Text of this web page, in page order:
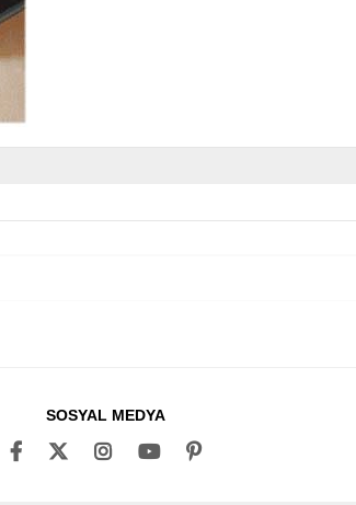
SOSYAL MEDYA